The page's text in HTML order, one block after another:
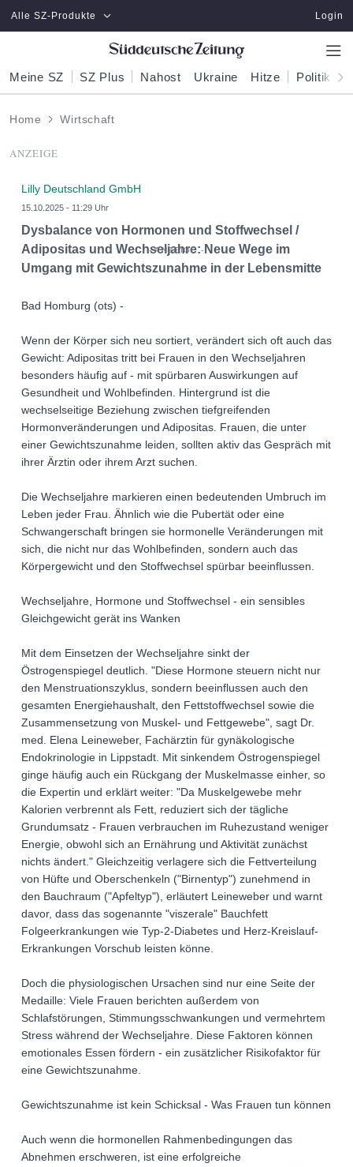
Zum Hauptinhalt springen
Alle SZ-Produkte Login
Meine SZ SZ Plus Nahost Ukraine Hitze Politik
Home Wirtschaft
ANZEIGE
Lilly Deutschland GmbH
15.10.2025 - 11:29 Uhr
Dysbalance von Hormonen und Stoffwechsel /
Adipositas und Wechseljahre: Neue Wege im
Umgang mit Gewichtszunahme in der Lebensmitte
Bad Homburg (ots) -
Wenn der Körper sich neu sortiert, verändert sich oft auch das
Gewicht: Adipositas tritt bei Frauen in den Wechseljahren
besonders häufig auf - mit spürbaren Auswirkungen auf
Gesundheit und Wohlbefinden. Hintergrund ist die
wechselseitige Beziehung zwischen tiefgreifenden
Hormonveränderungen und Adipositas. Frauen, die unter
einer Gewichtszunahme leiden, sollten aktiv das Gespräch mit
ihrer Ärztin oder ihrem Arzt suchen.
Die Wechseljahre markieren einen bedeutenden Umbruch im
Leben jeder Frau. Ähnlich wie die Pubertät oder eine
Schwangerschaft bringen sie hormonelle Veränderungen mit
sich, die nicht nur das Wohlbefinden, sondern auch das
Körpergewicht und den Stoffwechsel spürbar beeinflussen.
Wechseljahre, Hormone und Stoffwechsel - ein sensibles
Gleichgewicht gerät ins Wanken
Mit dem Einsetzen der Wechseljahre sinkt der
Östrogenspiegel deutlich. "Diese Hormone steuern nicht nur
den Menstruationszyklus, sondern beeinflussen auch den
gesamten Energiehaushalt, den Fettstoffwechsel sowie die
Zusammensetzung von Muskel- und Fettgewebe", sagt Dr.
med. Elena Leineweber, Fachärztin für gynäkologische
Endokrinologie in Lippstadt. Mit sinkendem Östrogenspiegel
ginge häufig auch ein Rückgang der Muskelmasse einher, so
die Expertin und erklärt weiter: "Da Muskelgewebe mehr
Kalorien verbrennt als Fett, reduziert sich der tägliche
Grundumsatz - Frauen verbrauchen im Ruhezustand weniger
Energie, obwohl sich an Ernährung und Aktivität zunächst
nichts ändert." Gleichzeitig verlagere sich die Fettverteilung
von Hüfte und Oberschenkeln ("Birnentyp") zunehmend in
den Bauchraum ("Apfeltyp"), erläutert Leineweber und warnt
davor, dass das sogenannte "viszerale" Bauchfett
Folgeerkrankungen wie Typ-2-Diabetes und Herz-Kreislauf-
Erkrankungen Vorschub leisten könne.
Doch die physiologischen Ursachen sind nur eine Seite der
Medaille: Viele Frauen berichten außerdem von
Schlafstörungen, Stimmungsschwankungen und vermehrtem
Stress während der Wechseljahre. Diese Faktoren können
emotionales Essen fördern - ein zusätzlicher Risikofaktor für
eine Gewichtszunahme.
Gewichtszunahme ist kein Schicksal - Was Frauen tun können
Auch wenn die hormonellen Rahmenbedingungen das
Abnehmen erschweren, ist eine erfolgreiche